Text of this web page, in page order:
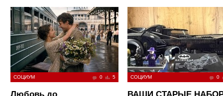
СОЦИУМ 0 5 СОЦИУМ 0